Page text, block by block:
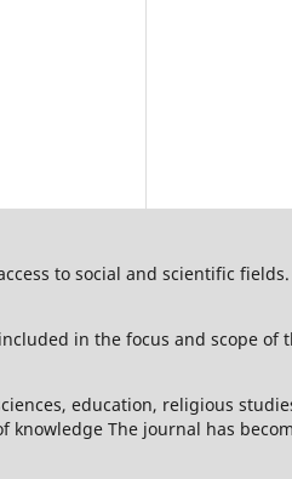
to social and scientific
in the focus and scope of
education, religious
The journal has